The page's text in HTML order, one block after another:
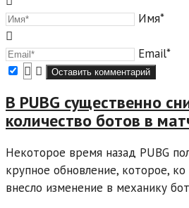
Имя*
Email*
В PUBG существенно
количество ботов в
Некоторое время назад PUBG
крупное обновление, которое,
внесло изменение в механику